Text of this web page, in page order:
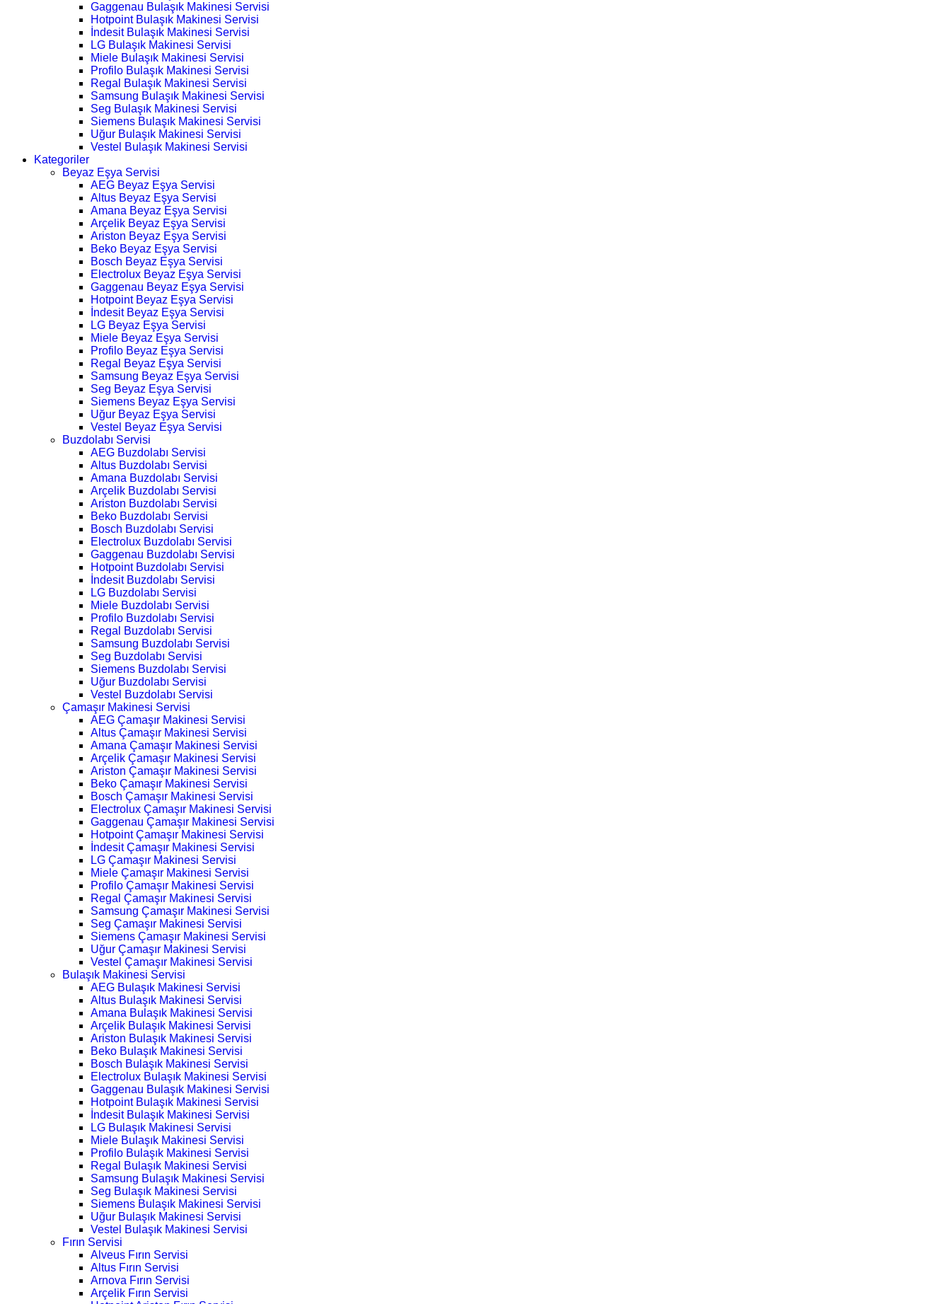
Gaggenau Bulaşık Makinesi Servisi
Hotpoint Bulaşık Makinesi Servisi
İndesit Bulaşık Makinesi Servisi
LG Bulaşık Makinesi Servisi
Miele Bulaşık Makinesi Servisi
Profilo Bulaşık Makinesi Servisi
Regal Bulaşık Makinesi Servisi
Samsung Bulaşık Makinesi Servisi
Seg Bulaşık Makinesi Servisi
Siemens Bulaşık Makinesi Servisi
Uğur Bulaşık Makinesi Servisi
Vestel Bulaşık Makinesi Servisi
Kategoriler
Beyaz Eşya Servisi
AEG Beyaz Eşya Servisi
Altus Beyaz Eşya Servisi
Amana Beyaz Eşya Servisi
Arçelik Beyaz Eşya Servisi
Ariston Beyaz Eşya Servisi
Beko Beyaz Eşya Servisi
Bosch Beyaz Eşya Servisi
Electrolux Beyaz Eşya Servisi
Gaggenau Beyaz Eşya Servisi
Hotpoint Beyaz Eşya Servisi
İndesit Beyaz Eşya Servisi
LG Beyaz Eşya Servisi
Miele Beyaz Eşya Servisi
Profilo Beyaz Eşya Servisi
Regal Beyaz Eşya Servisi
Samsung Beyaz Eşya Servisi
Seg Beyaz Eşya Servisi
Siemens Beyaz Eşya Servisi
Uğur Beyaz Eşya Servisi
Vestel Beyaz Eşya Servisi
Buzdolabı Servisi
AEG Buzdolabı Servisi
Altus Buzdolabı Servisi
Amana Buzdolabı Servisi
Arçelik Buzdolabı Servisi
Ariston Buzdolabı Servisi
Beko Buzdolabı Servisi
Bosch Buzdolabı Servisi
Electrolux Buzdolabı Servisi
Gaggenau Buzdolabı Servisi
Hotpoint Buzdolabı Servisi
İndesit Buzdolabı Servisi
LG Buzdolabı Servisi
Miele Buzdolabı Servisi
Profilo Buzdolabı Servisi
Regal Buzdolabı Servisi
Samsung Buzdolabı Servisi
Seg Buzdolabı Servisi
Siemens Buzdolabı Servisi
Uğur Buzdolabı Servisi
Vestel Buzdolabı Servisi
Çamaşır Makinesi Servisi
AEG Çamaşır Makinesi Servisi
Altus Çamaşır Makinesi Servisi
Amana Çamaşır Makinesi Servisi
Arçelik Çamaşır Makinesi Servisi
Ariston Çamaşır Makinesi Servisi
Beko Çamaşır Makinesi Servisi
Bosch Çamaşır Makinesi Servisi
Electrolux Çamaşır Makinesi Servisi
Gaggenau Çamaşır Makinesi Servisi
Hotpoint Çamaşır Makinesi Servisi
İndesit Çamaşır Makinesi Servisi
LG Çamaşır Makinesi Servisi
Miele Çamaşır Makinesi Servisi
Profilo Çamaşır Makinesi Servisi
Regal Çamaşır Makinesi Servisi
Samsung Çamaşır Makinesi Servisi
Seg Çamaşır Makinesi Servisi
Siemens Çamaşır Makinesi Servisi
Uğur Çamaşır Makinesi Servisi
Vestel Çamaşır Makinesi Servisi
Bulaşık Makinesi Servisi
AEG Bulaşık Makinesi Servisi
Altus Bulaşık Makinesi Servisi
Amana Bulaşık Makinesi Servisi
Arçelik Bulaşık Makinesi Servisi
Ariston Bulaşık Makinesi Servisi
Beko Bulaşık Makinesi Servisi
Bosch Bulaşık Makinesi Servisi
Electrolux Bulaşık Makinesi Servisi
Gaggenau Bulaşık Makinesi Servisi
Hotpoint Bulaşık Makinesi Servisi
İndesit Bulaşık Makinesi Servisi
LG Bulaşık Makinesi Servisi
Miele Bulaşık Makinesi Servisi
Profilo Bulaşık Makinesi Servisi
Regal Bulaşık Makinesi Servisi
Samsung Bulaşık Makinesi Servisi
Seg Bulaşık Makinesi Servisi
Siemens Bulaşık Makinesi Servisi
Uğur Bulaşık Makinesi Servisi
Vestel Bulaşık Makinesi Servisi
Fırın Servisi
Alveus Fırın Servisi
Altus Fırın Servisi
Arnova Fırın Servisi
Arçelik Fırın Servisi